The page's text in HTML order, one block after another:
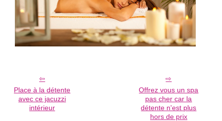
Place à la détente
avec ce jacuzzi
intérieur
Offrez vous un spa
pas cher car la
détente n'est plus
hors de prix